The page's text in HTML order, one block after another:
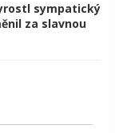
sympatický
za slavnou